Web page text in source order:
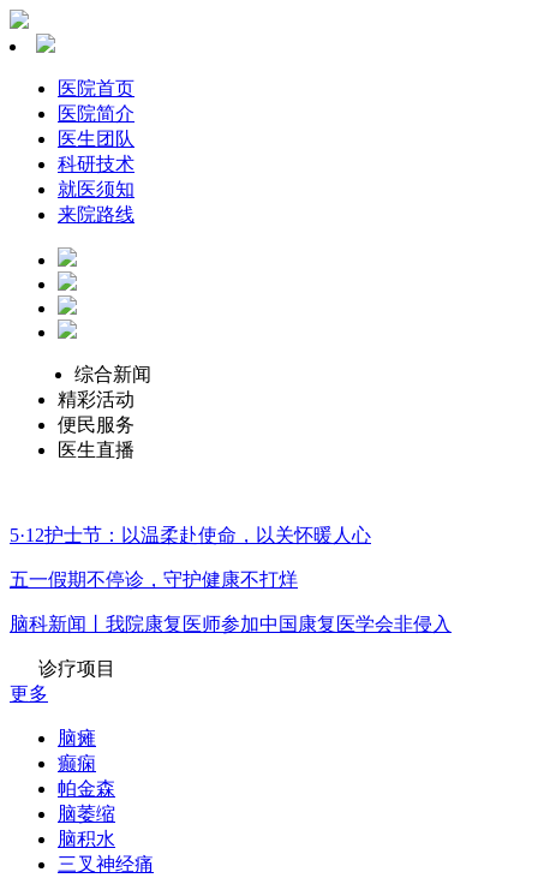
医院首页
医院简介
医生团队
科研技术
就医须知
来院路线
综合新闻
精彩活动
便民服务
医生直播
5·12护士节：以温柔赴使命，以关怀暖人心
五一假期不停诊，守护健康不打烊
脑科新闻丨我院康复医师参加中国康复医学会非侵入
诊疗项目
更多
脑瘫
癫痫
帕金森
脑萎缩
脑积水
三叉神经痛